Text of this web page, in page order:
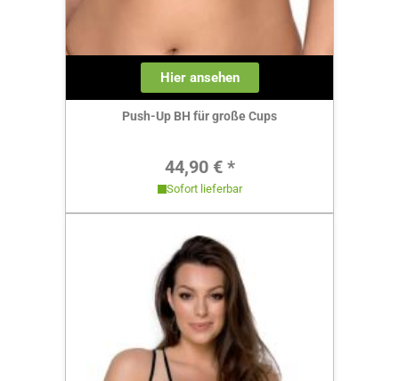
Hier ansehen
Push-Up BH für große Cups
Regulärer Preis:
44,90 € *
Sofort lieferbar